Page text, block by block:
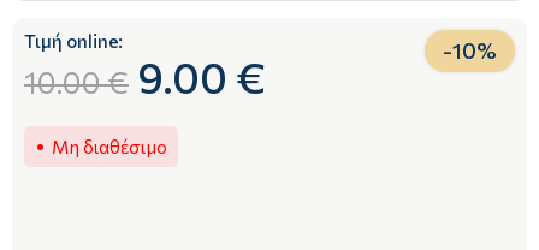
Τιμή online:
10.00 € 9.00 € -10%
Μη διαθέσιμο